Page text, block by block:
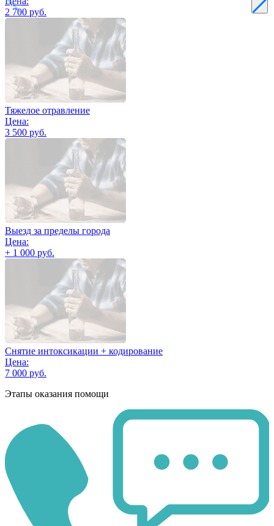
2 700 руб.
Тяжелое отравление
Цена:
3 500 руб.
Выезд за пределы города
Цена:
+ 1 000 руб.
Снятие интоксикации + кодирование
Цена:
7 000 руб.
Этапы оказания помощи